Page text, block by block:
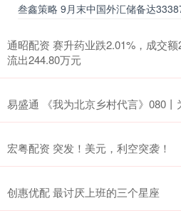
叁鑫策略 9月末中国外汇储备达
通昭配资 赛升药业跌2.01%，成交
流出244.80万元
易盛通 《我为北京乡村代言》080
宏粤配资 突发！美元，利空突袭！
创惠优配 最讨厌上班的三个星座